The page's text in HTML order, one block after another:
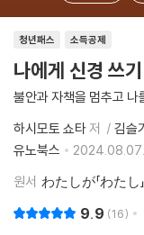
소득공제
청년패스
나에게 신경 쓰기
불안과 자책을 멈추고 나
하시모토 쇼타저 김슬
유노북스
2024.08.07.
원서 わたしが「わたし
9.9 16